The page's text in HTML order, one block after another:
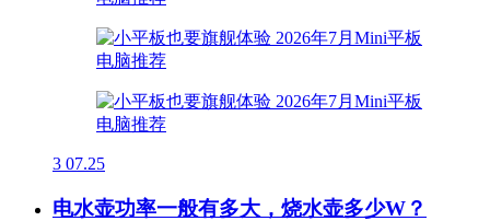
3 07.25
电水壶功率一般有多大，烧水壶多少W？